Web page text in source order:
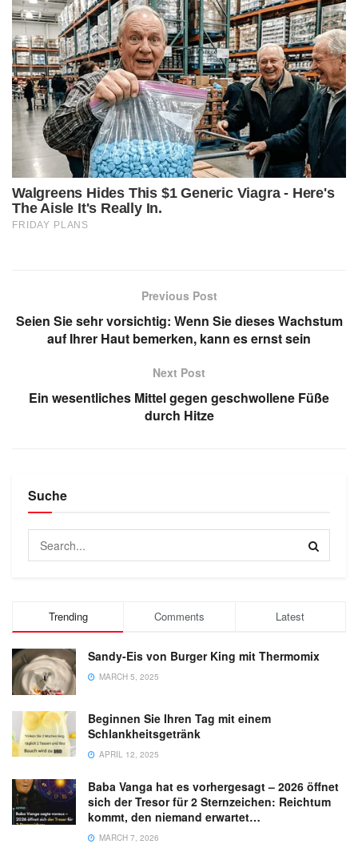
Previous Post
Seien Sie sehr vorsichtig: Wenn Sie dieses Wachstum
auf Ihrer Haut bemerken, kann es ernst sein
Next Post
Ein wesentliches Mittel gegen geschwollene Füße
durch Hitze
Suche
Trending Comments Latest
Sandy-Eis von Burger King mit Thermomix
MARCH 5, 2025
Beginnen Sie Ihren Tag mit einem
Schlankheitsgetränk
APRIL 12, 2025
Baba Vanga hat es vorhergesagt – 2026 öffnet
sich der Tresor für 2 Sternzeichen: Reichtum
kommt, den niemand erwartet…
MARCH 7, 2026